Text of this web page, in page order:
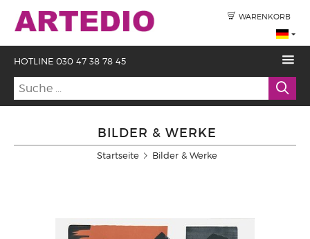
WARENKORB
HOTLINE 030 47 38 78 45
BILDER & WERKE
Startseite Bilder & Werke